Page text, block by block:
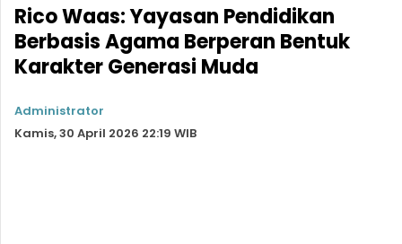
Rico Waas: Yayasan Pendidikan
Berbasis Agama Berperan Bentuk
Karakter Generasi Muda
Administrator
Kamis, 30 April 2026 22:19 WIB